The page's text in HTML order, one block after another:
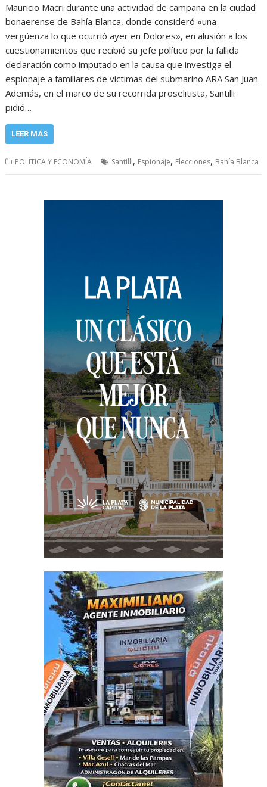
Mauricio Macri durante una actividad de campaña en la ciudad
bonaerense de Bahía Blanca, donde consideró «una
vergüenza lo que ocurrió ayer en Dolores», en alusión a los
cuestionamientos que recibió su jefe político por la fallida
declaración como imputado en la causa que investiga el
espionaje a familiares de víctimas del submarino ARA San Juan.
Además, en el marco de su recorrida proselitista, Santilli
pidió…
LEER MÁS
POLÍTICA Y ECONOMÍA Santilli, Espionaje, Elecciones, Bahía Blanca